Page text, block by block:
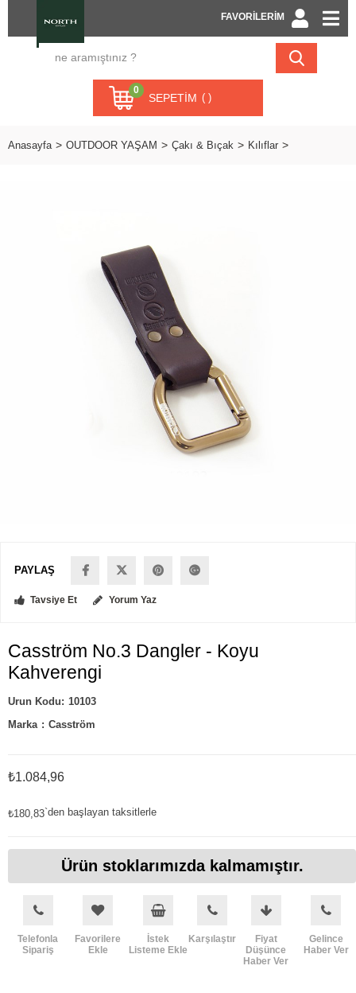
FAVORİLERİM
SEPETIM
0
Anasayfa OUTDOOR YAŞAM Çakı & Bıçak Kılıflar
PAYLAŞ
Tavsiye Et Yorum Yaz
Casström No.3 Dangler - Koyu
Kahverengi
10103
Marka : Casström
₺1.084,96
₺180,83`den başlayan taksitlerle
Ürün stoklarımızda kalmamıştır.
Telefonla
Sipariş
Favorilere
Ekle
İstek
Listeme Ekle
Karşılaştır
Fiyat
Düşünce
Haber Ver
Gelince
Haber Ver